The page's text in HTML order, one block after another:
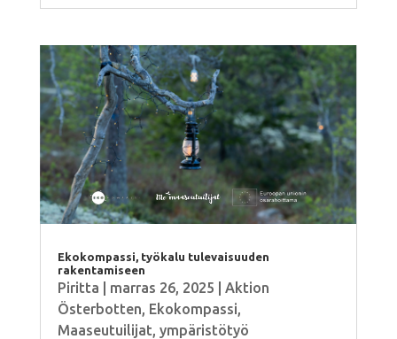
Ekokompassi, työkalu tulevaisuuden
rakentamiseen
Piritta marras 26, 2025
Aktion
Österbotten, Ekokompassi,
Maaseutuilijat, ympäristötyö